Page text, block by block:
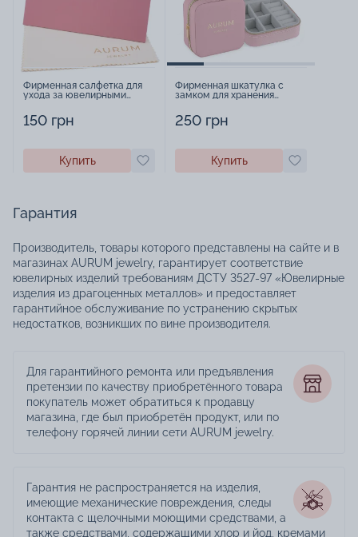
Фирменная салфетка для
ухода за ювелирными
150 грн
Купить
Фирменная шкатулка с
замком для хранения
250 грн
Купить
Гарантия
Производитель, товары которого представлены на сайте и в
магазинах AURUM jewelry, гарантирует соответствие
ювелирных изделий требованиям ДСТУ 3527-97 «Ювелирные
изделия из драгоценных металлов» и предоставляет
гарантийное обслуживание по устранению скрытых
недостатков, возникших по вине производителя.
Для гарантийного ремонта или предъявления
претензии по качеству приобретённого товара
покупатель может обратиться к продавцу
магазина, где был приобретён продукт, или по
телефону горячей линии сети AURUM jewelry.
Гарантия не распространяется на изделия,
имеющие механические повреждения, следы
контакта с щелочными моющими средствами, а
также средствами, содержащими хлор и йод, кремами